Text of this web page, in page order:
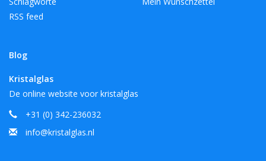
RSS feed
Blog
Kristalglas
De online website voor kristalglas
+31 (0) 342-236032
info@kristalglas.nl